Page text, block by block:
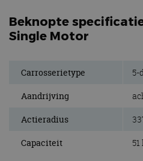
Beknopte
Single Motor
Carrosserietype 5-
Aandrijving
Actieradius
Capaciteit